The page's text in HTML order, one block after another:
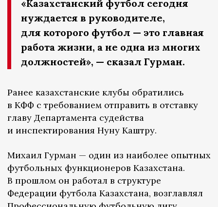
«Казахстанский футбол сегодня
нуждается в руководителе,
для которого футбол — это главная
работа жизни, а не одна из многих
должностей», — сказал Гурман.
Ранее казахстанские клубы обратились
в КФФ с требованием отправить в отставку
главу Департамента судейства
и инспектирования Нуну Каштру.
Михаил Гурман — один из наиболее опытных
футбольных функционеров Казахстана.
В прошлом он работал в структуре
Федерации футбола Казахстана, возглавлял